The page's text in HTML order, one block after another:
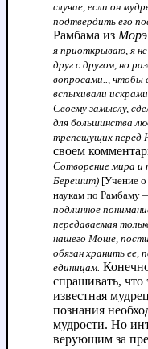
случае, если он
подтвердить его
Рамбама из
я приоткрываю, я не
друг с другом, но
вопросами.., чтобы
вспыхивали
Своему замыслу,
для большинства
трепещущих перед
своем
Сотворение мира и
Берешит) [Учение о
наукам по
подлинное
передаваемая
нашего Моше,
обязан хранить ее,
единицам.
спрашивать, что
известная
познания
мудрости. Но
верующим за